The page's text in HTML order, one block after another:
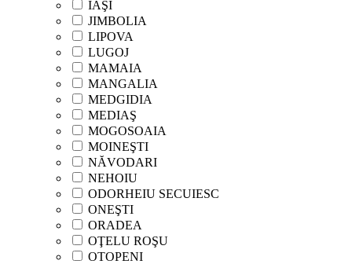
IAŞI
JIMBOLIA
LIPOVA
LUGOJ
MAMAIA
MANGALIA
MEDGIDIA
MEDIAŞ
MOGOSOAIA
MOINEŞTI
NĂVODARI
NEHOIU
ODORHEIU SECUIESC
ONEŞTI
ORADEA
OŢELU ROŞU
OTOPENI